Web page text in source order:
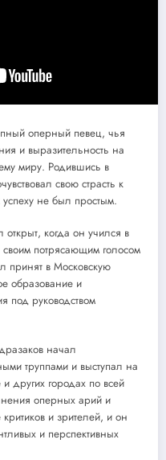
оперный певец, чья
и выразительность на
миру. Родившись в
свою страсть к
успеху не был простым.
когда он учился в
потрясающим голосом
принят в Московскую
образование и
под руководством
начал
труппами и выступал на
других городах по всей
оперных арий и
и зрителей, и он
и перспективных